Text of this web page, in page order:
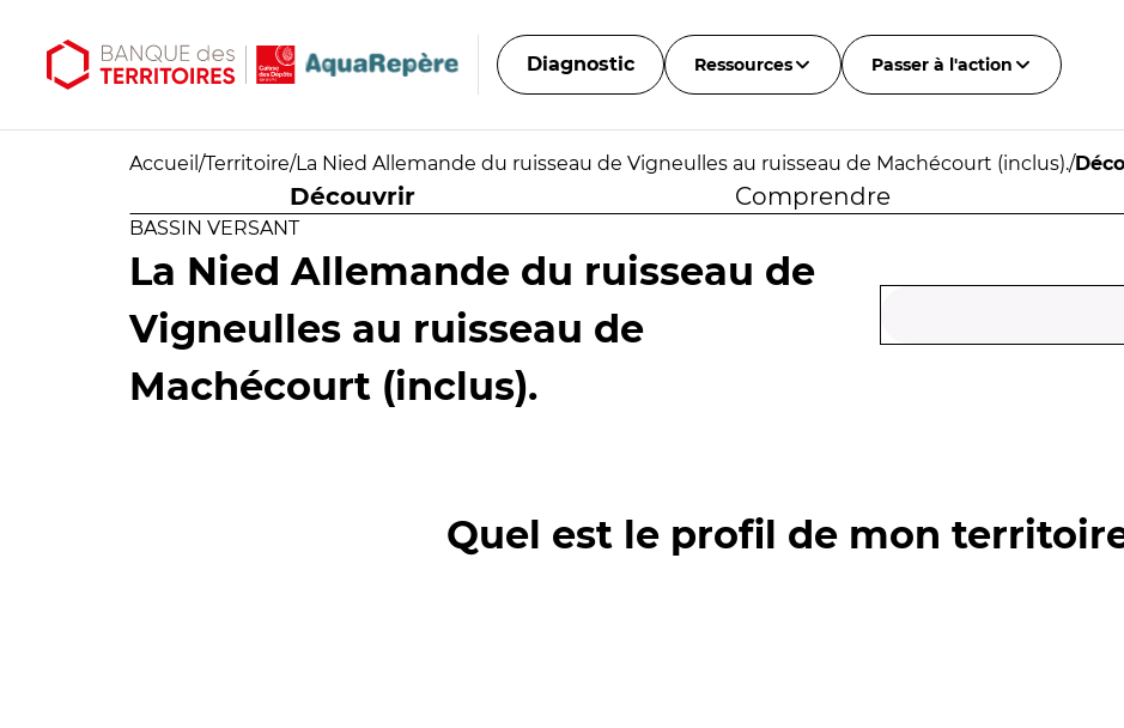
Diagnostic Ressources Passer à l'action
Accueil /Territoire/La Nied Allemande du ruisseau de Vigneulles au ruisseau de Machécourt (inclus)./
Découvrir Comprendre
BASSIN VERSANT
La Nied Allemande du ruisseau de
Vigneulles au ruisseau de
Machécourt (inclus).
Quel est le profil de mon